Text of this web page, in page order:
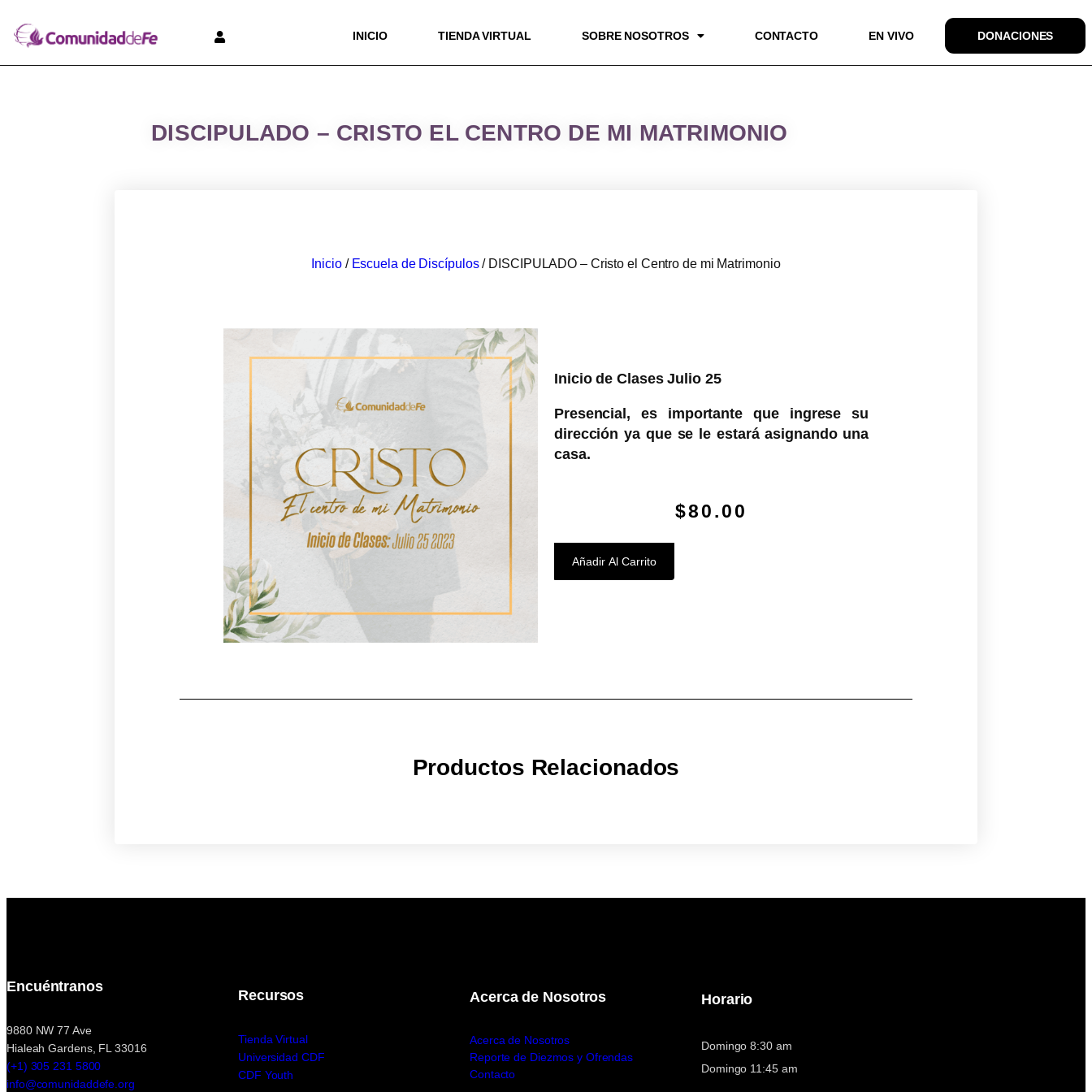
INICIO TIENDA VIRTUAL SOBRE NOSOTROS CONTACTO EN VIVO DONACIONES
DISCIPULADO – CRISTO EL CENTRO DE MI MATRIMONIO
Inicio/ Escuela de Discípulos/ DISCIPULADO – Cristo el Centro de mi Matrimonio
Inicio de Clases Julio 25
Presencial, es importante que ingrese su
dirección ya que se le estará asignando una
casa.
$80.00
Añadir Al Carrito
Productos Relacionados
Encuéntranos
9880 NW 77 Ave
Hialeah Gardens, FL 33016
(+1) 305 231 5800
info@comunidaddefe.org
Recursos
Tienda Virtual
Universidad CDF
CDF Youth
Acerca de Nosotros
Acerca de Nosotros
Reporte de Diezmos y Ofrendas
Contacto
Horario
Domingo 8:30 am
Domingo 11:45 am